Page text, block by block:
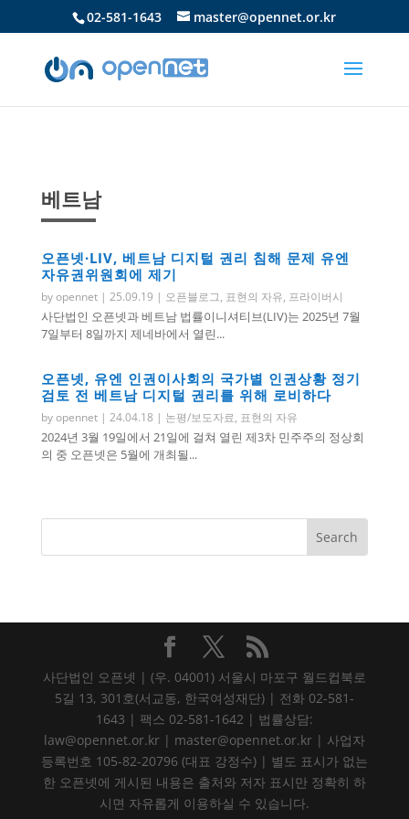
02-581-1643 master@opennet.or.kr
베트남
오픈넷·LIV, 베트남 디지털 권리 침해 문제 유엔
자유권위원회에 제기
byopennet| 25.09.19 | 오픈블로그, 표현의 자유, 프라이버시
사단법인 오픈넷과 베트남 법률이니셔티브(LIV)는 2025년 7월
7일부터 8일까지 제네바에서 열린...
오픈넷, 유엔 인권이사회의 국가별 인권상황 정기
검토 전 베트남 디지털 권리를 위해 로비하다
byopennet| 24.04.18 | 논평/보도자료, 표현의 자유
2024년 3월 19일에서 21일에 걸쳐 열린 제3차 민주주의 정상회
의 중 오픈넷은 5월에 개최될...
사단법인 오픈넷 | (우. 04001) 서울시 마포구 월드컵북로
5길 13, 301호(서교동, 한국여성재단) | 전화 02-581-
1643 | 팩스 02-581-1642 | 법률상담:
law@opennet.or.kr | master@opennet.or.kr | 사업자
등록번호 105-82-20796 (대표 강정수) | 별도 표시가 없는
한 오픈넷에 게시된 내용은 출처와 저자 표시만 정확히 하
시면 자유롭게 이용하실 수 있습니다.